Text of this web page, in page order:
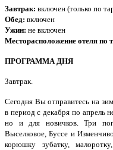
Завтрак: включен (только по
Обед: включен
Ужин: не включен
Месторасположение отеля по
ПРОГРАММА ДНЯ
Завтрак.
Сегодня Вы отправитесь на
в период с декабря по апрель
но и для новичков. Три
Выселковое, Буссе и
корюшку зубатку,